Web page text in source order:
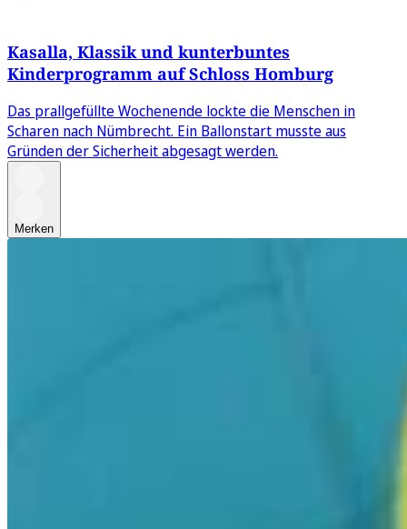
Kasalla, Klassik und kunterbuntes
Kinderprogramm auf Schloss Homburg
Das prallgefüllte Wochenende lockte die Menschen in
Scharen nach Nümbrecht. Ein Ballonstart musste aus
Gründen der Sicherheit abgesagt werden.
Merken